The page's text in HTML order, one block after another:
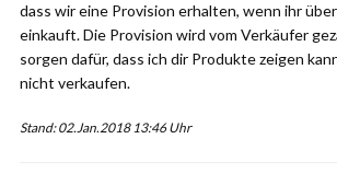
dass wir eine Provision erhalten, wenn ihr
einkauft. Die Provision wird vom Verkäufer
sorgen dafür, dass ich dir Produkte zeigen
nicht verkaufen.
Stand: 02.Jan.2018 13:46 Uhr